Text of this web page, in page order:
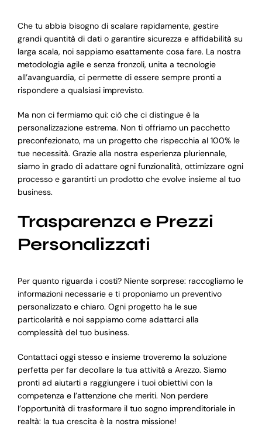
Che tu abbia bisogno di scalare rapidamente, gestire
grandi quantità di dati o garantire sicurezza e affidabilità su
larga scala, noi sappiamo esattamente cosa fare. La nostra
metodologia agile e senza fronzoli, unita a tecnologie
all’avanguardia, ci permette di essere sempre pronti a
rispondere a qualsiasi imprevisto.
Ma non ci fermiamo qui: ciò che ci distingue è la
personalizzazione estrema. Non ti offriamo un pacchetto
preconfezionato, ma un progetto che rispecchia al 100% le
tue necessità. Grazie alla nostra esperienza pluriennale,
siamo in grado di adattare ogni funzionalità, ottimizzare ogni
processo e garantirti un prodotto che evolve insieme al tuo
business.
Trasparenza e Prezzi
Personalizzati
Per quanto riguarda i costi? Niente sorprese: raccogliamo le
informazioni necessarie e ti proponiamo un preventivo
personalizzato e chiaro. Ogni progetto ha le sue
particolarità e noi sappiamo come adattarci alla
complessità del tuo business.
Contattaci oggi stesso e insieme troveremo la soluzione
perfetta per far decollare la tua attività a Arezzo. Siamo
pronti ad aiutarti a raggiungere i tuoi obiettivi con la
competenza e l’attenzione che meriti. Non perdere
l’opportunità di trasformare il tuo sogno imprenditoriale in
realtà: la tua crescita è la nostra missione!